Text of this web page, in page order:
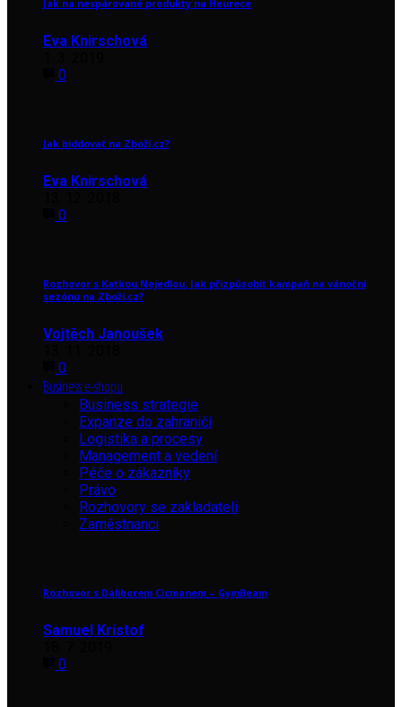
Jak na nespárované produkty na Heurece
Eva Knirschová
0
Jak biddovat na Zboží.cz?
Eva Knirschová
0
Rozhovor s Katkou Nejedlou. Jak přizpůsobit kampaň na vánoční
sezónu na Zboží.cz?
Vojtěch Janoušek
0
Business e-shopu
Business strategie
Expanze do zahraničí
Logistika a procesy
Management a vedení
Péče o zákazníky
Právo
Rozhovory se zakladateli
Zaměstnanci
Rozhovor s Daliborem Cicmanem – GymBeam
Samuel Kristof
0